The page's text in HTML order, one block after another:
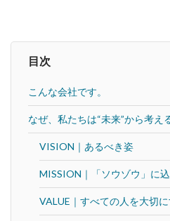
目次
こんな会社です。
なぜ、私たちは“未来”から考え
VISION｜あるべき姿
MISSION｜「ソウゾウ」に
VALUE｜すべての人を大切